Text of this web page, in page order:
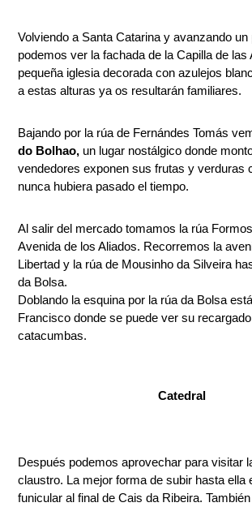
Volviendo a Santa Catarina y avanzando un
podemos ver la fachada de la Capilla de las
pequeña iglesia decorada con azulejos
a estas alturas ya os resultarán familiares.
Bajando por la rúa de Fernándes Tomás
do Bolhao, un lugar nostálgico donde
vendedores exponen sus frutas y verduras
nunca hubiera pasado el tiempo.
Al salir del mercado tomamos la rúa
Avenida de los Aliados. Recorremos la
Libertad y la rúa de Mousinho da Silveira
da Bolsa.
Doblando la esquina por la rúa da Bolsa
Francisco donde se puede ver su
catacumbas.
Catedral
Después podemos aprovechar para visitar
claustro. La mejor forma de subir hasta ella
funicular al final de Cais da Ribeira.